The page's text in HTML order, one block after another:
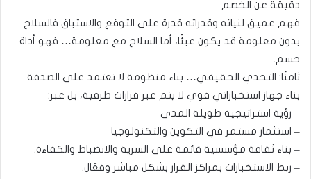
دقيقة عن الخصم
فهم عميق لنياته وقدراته قدرة على التوقع والاستباق فالسلاح
بدون معلومة قد يكون عبئًا، أما السلاح مع معلومة… فهو أداة
حسم.
ثامنًا: التحدي الحقيقي… بناء منظومة لا تعتمد على الصدفة
بناء جهاز استخباراتي قوي لا يتم عبر قرارات ظرفية، بل عبر:
– رؤية استراتيجية طويلة المدى
– استثمار مستمر في التكوين والتكنولوجيا
– بناء ثقافة مؤسسية قائمة على السرية والانضباط والكفاءة.
– ربط الاستخبارات بمراكز القرار بشكل مباشر وفعّال.